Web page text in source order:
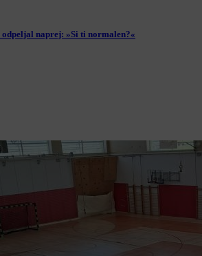
odpeljal naprej: »Si ti normalen?«